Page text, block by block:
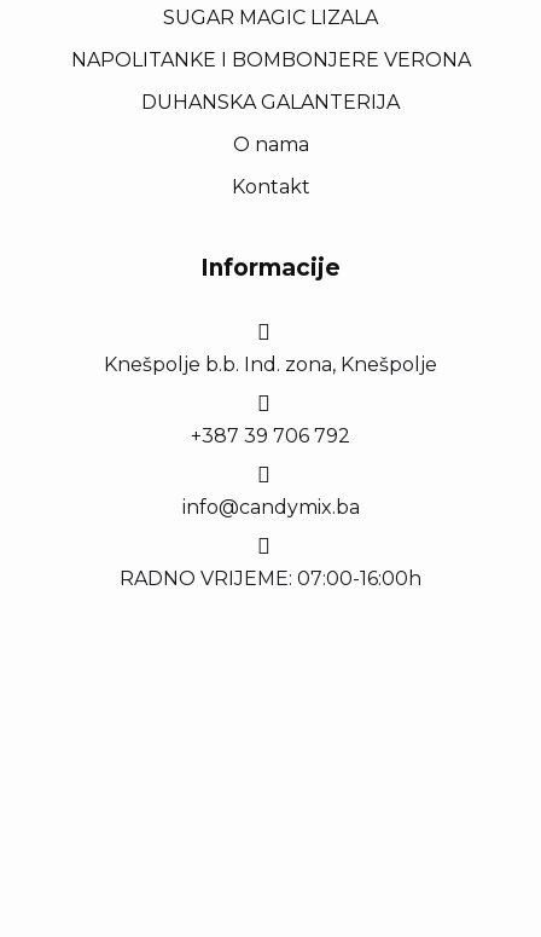
SUGAR MAGIC LIZALA
NAPOLITANKE I BOMBONJERE VERONA
DUHANSKA GALANTERIJA
O nama
Kontakt
Informacije
Knešpolje b.b. Ind. zona, Knešpolje
+387 39 706 792
info@candymix.ba
RADNO VRIJEME: 07:00-16:00h